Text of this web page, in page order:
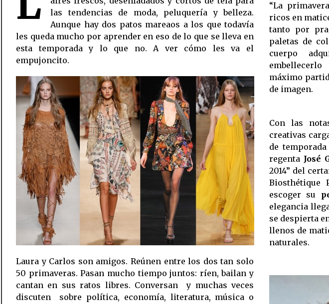
las tendencias de moda, peluquería y belleza.
Aunque hay dos patos mareaos a los que todavía
les queda mucho por aprender en eso de lo que se lleva en
esta temporada y lo que no. A ver cómo les va el
empujoncito.
Laura y Carlos son amigos. Reúnen entre los dos tan solo
50 primaveras. Pasan mucho tiempo juntos: ríen, bailan y
cantan en sus ratos libres. Conversan  y muchas veces
discuten  sobre política, economía, literatura, música o
“La
ricos en
tanto por
paletas de
cuerpo
máximo
de imagen.
Con las
creativas
de
regenta José
2014” del
Biosthétique
escoger su
elegancia
se despierta
llenos de
naturales.